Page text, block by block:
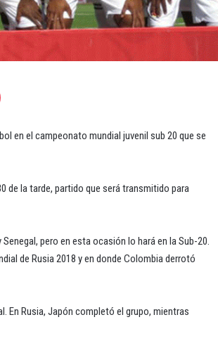
en el campeonato mundial juvenil sub 20 que se
de la tarde, partido que será transmitido para
pero en esta ocasión lo hará en la Sub-20.
de Rusia 2018 y en donde Colombia derrotó
En Rusia, Japón completó el grupo, mientras